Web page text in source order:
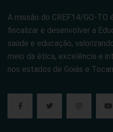
A missão do CREF14/GO-TO
fiscalizar e desenvolver a
saúde e educação,
meio da ética, excelência e
nos estados de Goiás e